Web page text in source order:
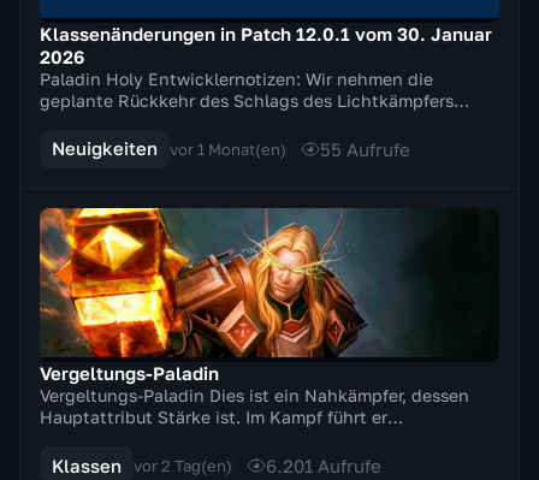
Klassenänderungen in Patch 12.0.1 vom 30. Januar
2026
Paladin Holy Entwicklernotizen: Wir nehmen die
geplante Rückkehr des Schlags des Lichtkämpfers
an de...
Neuigkeiten vor 1 Monat(en) 55 Aufrufe
Vergeltungs-Paladin
Vergeltungs-Paladin Dies ist ein Nahkämpfer, dessen
Hauptattribut Stärke ist. Im Kampf führt er
Merkm...
Klassen vor 2 Tag(en) 6.201 Aufrufe